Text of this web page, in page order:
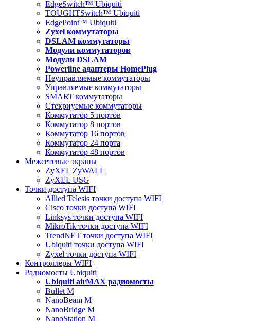
EdgeSwitch™ Ubiquiti
TOUGHTSwitch™ Ubiquiti
EdgePoint™ Ubiquiti
Zyxel коммутаторы
DSLAM коммутаторы
Модули коммутаторов
Модули DSLAM
Powerline адаптеры HomePlug
Неуправляемые коммутаторы
Управляемые коммутаторы
SMART коммутаторы
Стекриуемые коммутаторы
Коммутатор 5 портов
Коммутатор 8 портов
Коммутатор 16 портов
Коммутатор 24 порта
Коммутатор 48 портов
Межсетевые экраны
ZyXEL ZyWALL
ZyXEL USG
Точки доступа WIFI
Allied Telesis точки доступа WIFI
Cisco точки доступа WIFI
Linksys точки доступа WIFI
MikroTik точки доступа WIFI
TrendNET точки доступа WIFI
Ubiquiti точки доступа WIFI
Zyxel точки доступа WIFI
Контроллеры WIFI
Радиомосты Ubiquiti
Ubiquiti airMAX радиомосты
Bullet M
NanoBeam M
NanoBridge M
NanoStation M